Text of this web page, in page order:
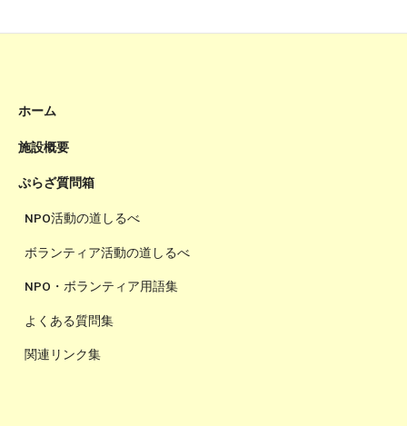
ホーム
施設概要
ぷらざ質問箱
NPO活動の道しるべ
ボランティア活動の道しるべ
NPO・ボランティア用語集
よくある質問集
関連リンク集